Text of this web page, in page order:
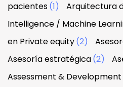
pacientes(1) Arquitectura
Intelligence / Machine
en Private equity(2)
Asesoría estratégica(2)
Assessment &